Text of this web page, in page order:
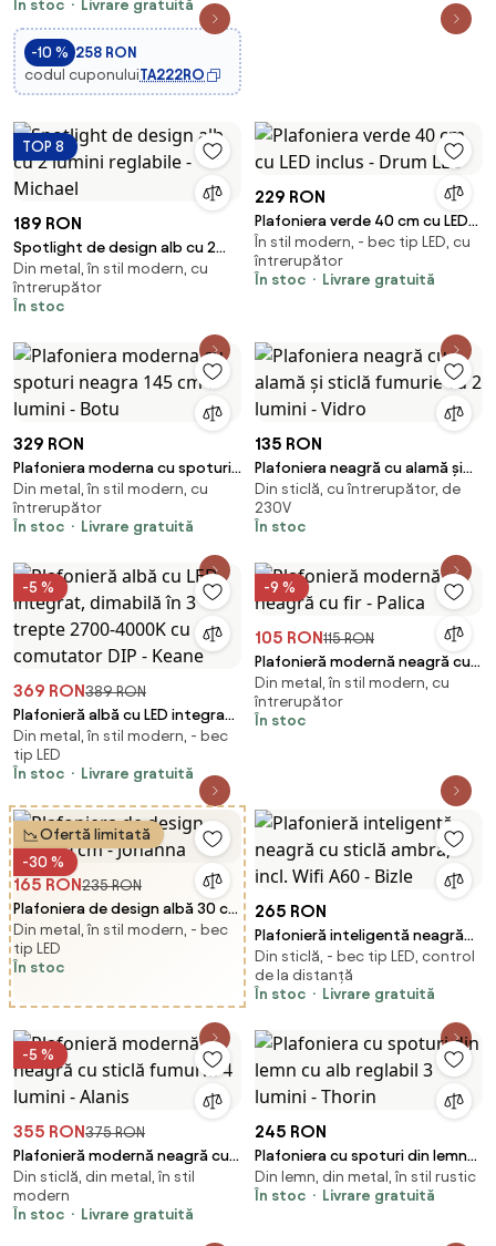
În stoc
Livrare gratuită
-10 % 258 RON
codul cuponuluiTA222RO
TOP 8
189 RON
Spotlight de design alb cu 2
lumini reglabile - Michael
Din metal, în stil modern, cu
întrerupător
În stoc
229 RON
Plafoniera verde 40 cm cu LED
inclus - Drum LED
În stil modern, - bec tip LED, cu
întrerupător
În stoc
Livrare gratuită
329 RON
Plafoniera moderna cu spoturi
neagra 145 cm 6 lumini - Botu
Din metal, în stil modern, cu
întrerupător
În stoc
Livrare gratuită
135 RON
Plafoniera neagră cu alamă și
sticlă fumurie cu 2 lumini - Vidro
Din sticlă, cu întrerupător, de
230V
În stoc
-5 %
369 RON389 RON
Plafonieră albă cu LED integrat,
dimabilă în 3 trepte 2700-
4000K cu comutator DIP -
Keane
Din metal, în stil modern, - bec
tip LED
În stoc
Livrare gratuită
-9 %
105 RON115 RON
Plafonieră modernă neagră cu
fir - Palica
Din metal, în stil modern, cu
întrerupător
În stoc
Ofertă limitată
-30 %
165 RON235 RON
Plafoniera de design albă 30 cm
- Johanna
Din metal, în stil modern, - bec
tip LED
În stoc
265 RON
Plafonieră inteligentă neagră
cu sticlă ambră, incl. Wifi A60 -
Bizle
Din sticlă, - bec tip LED, control
de la distanță
În stoc
Livrare gratuită
-5 %
355 RON375 RON
Plafonieră modernă neagră cu
sticlă fumuriu 4 lumini - Alanis
Din sticlă, din metal, în stil
modern
În stoc
Livrare gratuită
245 RON
Plafoniera cu spoturi din lemn
cu alb reglabil 3 lumini - Thorin
Din lemn, din metal, în stil rustic
În stoc
Livrare gratuită